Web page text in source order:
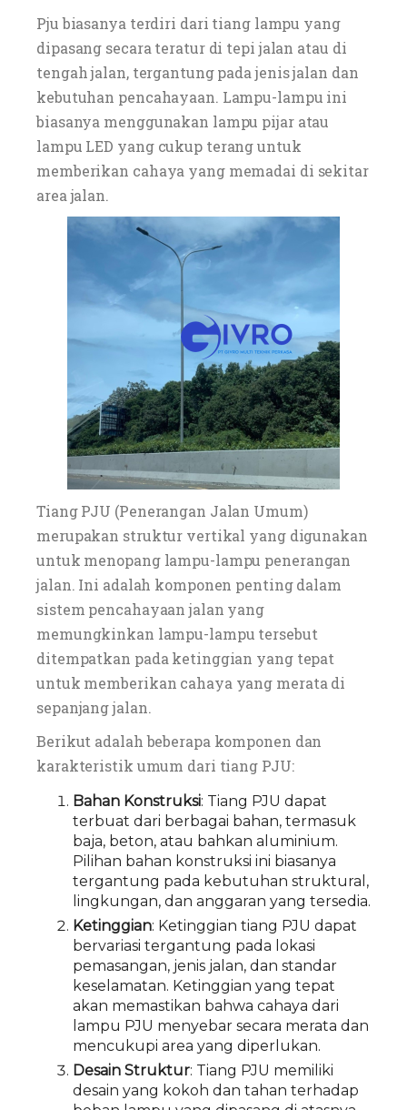
Pju biasanya terdiri dari tiang lampu yang
dipasang secara teratur di tepi jalan atau di
tengah jalan, tergantung pada jenis jalan dan
kebutuhan pencahayaan. Lampu-lampu ini
biasanya menggunakan lampu pijar atau
lampu LED yang cukup terang untuk
memberikan cahaya yang memadai di sekitar
area jalan.
Tiang PJU (Penerangan Jalan Umum)
merupakan struktur vertikal yang digunakan
untuk menopang lampu-lampu penerangan
jalan. Ini adalah komponen penting dalam
sistem pencahayaan jalan yang
memungkinkan lampu-lampu tersebut
ditempatkan pada ketinggian yang tepat
untuk memberikan cahaya yang merata di
sepanjang jalan.
Berikut adalah beberapa komponen dan
karakteristik umum dari tiang PJU:
Bahan Konstruksi: Tiang PJU dapat
terbuat dari berbagai bahan, termasuk
baja, beton, atau bahkan aluminium.
Pilihan bahan konstruksi ini biasanya
tergantung pada kebutuhan struktural,
lingkungan, dan anggaran yang tersedia.
Ketinggian: Ketinggian tiang PJU dapat
bervariasi tergantung pada lokasi
pemasangan, jenis jalan, dan standar
keselamatan. Ketinggian yang tepat
akan memastikan bahwa cahaya dari
lampu PJU menyebar secara merata dan
mencukupi area yang diperlukan.
Desain Struktur: Tiang PJU memiliki
desain yang kokoh dan tahan terhadap